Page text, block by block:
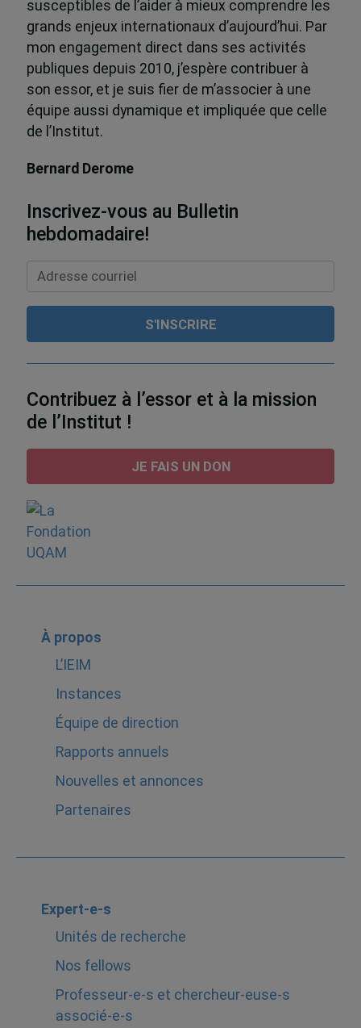
susceptibles de l’aider à mieux comprendre les
grands enjeux internationaux d’aujourd’hui. Par
mon engagement direct dans ses activités
publiques depuis 2010, j’espère contribuer à
son essor, et je suis fier de m’associer à une
équipe aussi dynamique et impliquée que celle
de l’Institut.
Bernard Derome
Inscrivez-vous au Bulletin
hebdomadaire!
Contribuez à l’essor et à la mission
de l’Institut !
JE FAIS UN DON
À propos
L’IEIM
Instances
Équipe de direction
Rapports annuels
Nouvelles et annonces
Partenaires
Expert-e-s
Unités de recherche
Nos fellows
Professeur-e-s et chercheur-euse-s
associé-e-s